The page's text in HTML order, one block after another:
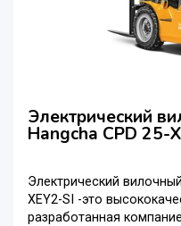
Электрический
Hangcha CPD 25-
Электрический
XEY2-SI -это
разработанная